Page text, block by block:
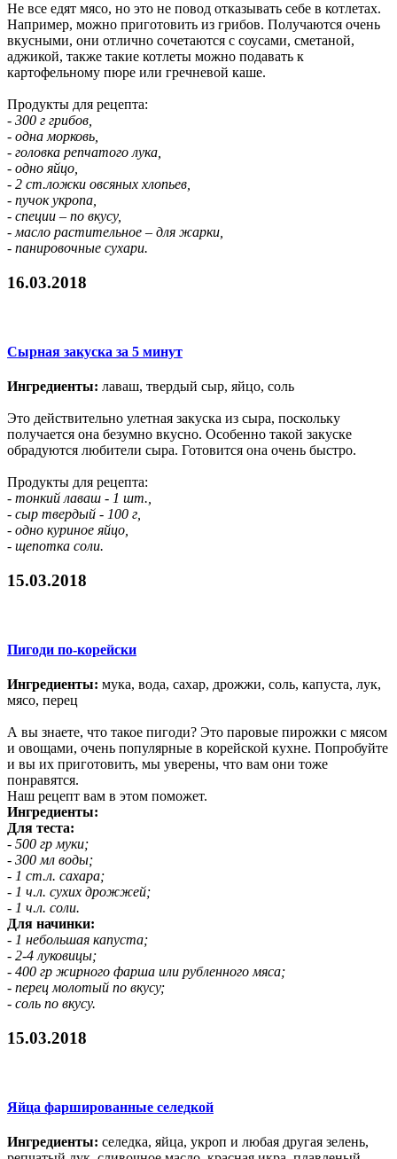
Не все едят мясо, но это не повод отказывать себе в котлетах.
Например, можно приготовить из грибов. Получаются очень
вкусными, они отлично сочетаются с соусами, сметаной,
аджикой, также такие котлеты можно подавать к
картофельному пюре или гречневой каше.
Продукты для рецепта:
- 300 г грибов,
- одна морковь,
- головка репчатого лука,
- одно яйцо,
- 2 ст.ложки овсяных хлопьев,
- пучок укропа,
- специи – по вкусу,
- масло растительное – для жарки,
- панировочные сухари.
16.03.2018
Сырная закуска за 5 минут
Ингредиенты: лаваш, твердый сыр, яйцо, соль
Это действительно улетная закуска из сыра, поскольку
получается она безумно вкусно. Особенно такой закуске
обрадуются любители сыра. Готовится она очень быстро.
Продукты для рецепта:
- тонкий лаваш - 1 шт.,
- сыр твердый - 100 г,
- одно куриное яйцо,
- щепотка соли.
15.03.2018
Пигоди по-корейски
Ингредиенты: мука, вода, сахар, дрожжи, соль, капуста, лук,
мясо, перец
А вы знаете, что такое пигоди? Это паровые пирожки с мясом
и овощами, очень популярные в корейской кухне. Попробуйте
и вы их приготовить, мы уверены, что вам они тоже
понравятся.
Наш рецепт вам в этом поможет.
Ингредиенты:
Для теста:
- 500 гр муки;
- 300 мл воды;
- 1 ст.л. сахара;
- 1 ч.л. сухих дрожжей;
- 1 ч.л. соли.
Для начинки:
- 1 небольшая капуста;
- 2-4 луковицы;
- 400 гр жирного фарша или рубленного мяса;
- перец молотый по вкусу;
- соль по вкусу.
15.03.2018
Яйца фаршированные селедкой
Ингредиенты: селедка, яйца, укроп и любая другая зелень,